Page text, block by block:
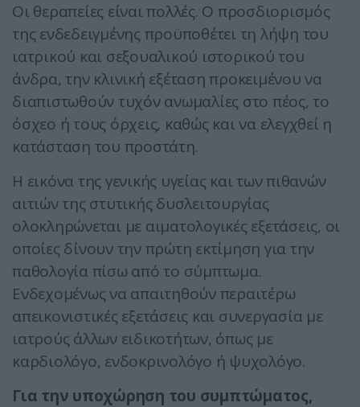
Οι θεραπείες είναι πολλές. Ο προσδιορισμός
της ενδεδειγμένης προϋποθέτει τη λήψη του
ιατρικού και σεξουαλικού ιστορικού του
άνδρα, την κλινική εξέταση προκειμένου να
διαπιστωθούν τυχόν ανωμαλίες στο πέος, το
όσχεο ή τους όρχεις, καθώς και να ελεγχθεί η
κατάσταση του προστάτη.
Η εικόνα της γενικής υγείας και των πιθανών
αιτιών της στυτικής δυσλειτουργίας
ολοκληρώνεται με αιματολογικές εξετάσεις, οι
οποίες δίνουν την πρώτη εκτίμηση για την
παθολογία πίσω από το σύμπτωμα.
Ενδεχομένως να απαιτηθούν περαιτέρω
απεικονιστικές εξετάσεις και συνεργασία με
ιατρούς άλλων ειδικοτήτων, όπως με
καρδιολόγο, ενδοκρινολόγο ή ψυχολόγο.
Για την υποχώρηση του συμπτώματος,